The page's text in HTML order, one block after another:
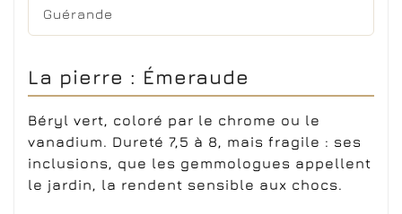
Guérande
La pierre : Émeraude
Béryl vert, coloré par le chrome ou le
vanadium. Dureté 7,5 à 8, mais fragile : ses
inclusions, que les gemmologues appellent
le jardin, la rendent sensible aux chocs.